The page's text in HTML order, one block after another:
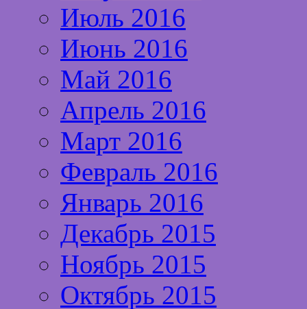
Июль 2016
Июнь 2016
Май 2016
Апрель 2016
Март 2016
Февраль 2016
Январь 2016
Декабрь 2015
Ноябрь 2015
Октябрь 2015